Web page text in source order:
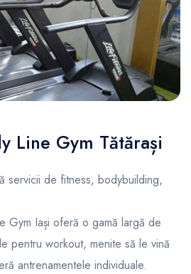
Line Gym Tătărași
servicii de fitness, bodybuilding,
Gym Iași oferă o gamă largă de
pentru workout, menite să le vină
antrenamentele individuale.